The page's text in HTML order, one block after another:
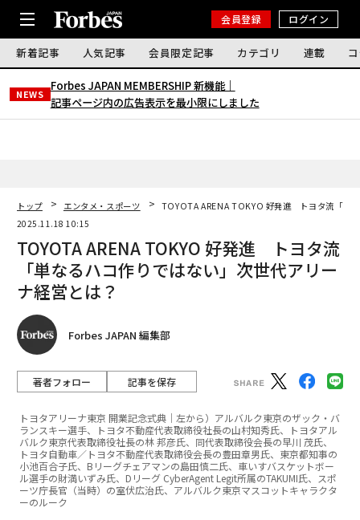
会員登録 ログイン
新着記事 人気記事 会員限定記事 カテゴリ 連載
NEWS
Forbes JAPAN MEMBERSHIP 新機能｜
記事ページ内の広告表示を最小限にしました
トップ エンタメ・スポーツ
TOYOTA ARENA TOKYO 好発進 トヨタ流「単
2025.11.18 10:15
TOYOTA ARENA TOKYO 好発進 トヨタ流
「単なるハコ作りではない」次世代アリー
ナ経営とは？
Forbes JAPAN 編集部
著者フォロー 記事を保存
トヨタアリーナ東京 開業記念式典｜左から）アルバルク東京のザック・バ
ランスキー選手、トヨタ不動産代表取締役社長の山村知秀氏、トヨタアル
バルク東京代表取締役社長の林 邦彦氏、同代表取締役会長の早川 茂氏、
トヨタ自動車／トヨタ不動産代表取締役会長の豊田章男氏、東京都知事の
小池百合子氏、Bリーグチェアマンの島田慎二氏、車いすバスケットボー
ル選手の財満いずみ氏、Dリーグ CyberAgent Legit所属のTAKUMI氏、スポ
ーツ庁長官（当時）の室伏広治氏、アルバルク東京マスコットキャラクタ
ーのルーク